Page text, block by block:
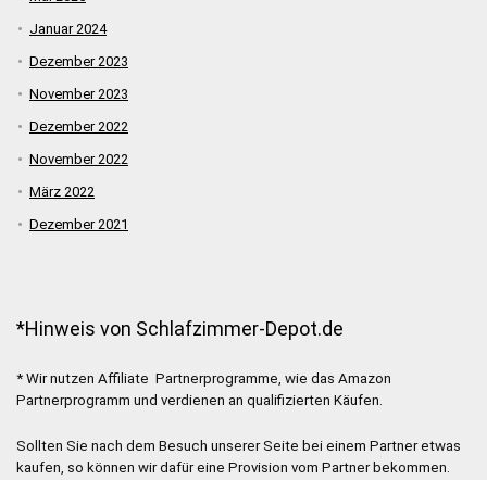
Januar 2024
Dezember 2023
November 2023
Dezember 2022
November 2022
März 2022
Dezember 2021
*Hinweis von Schlafzimmer-Depot.de
* Wir nutzen Affiliate Partnerprogramme, wie das Amazon
Partnerprogramm und verdienen an qualifizierten Käufen.
Sollten Sie nach dem Besuch unserer Seite bei einem Partner etwas
kaufen, so können wir dafür eine Provision vom Partner bekommen.